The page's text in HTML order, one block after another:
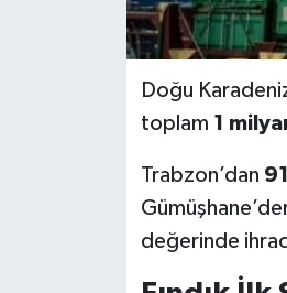
Doğu
toplam 1
Trabzon’dan
değerinde